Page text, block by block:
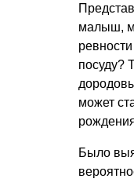
малыш,
посуду?
может
Было